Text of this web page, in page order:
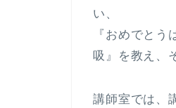
い、
『おめでと
吸』を教え、
講師室では、